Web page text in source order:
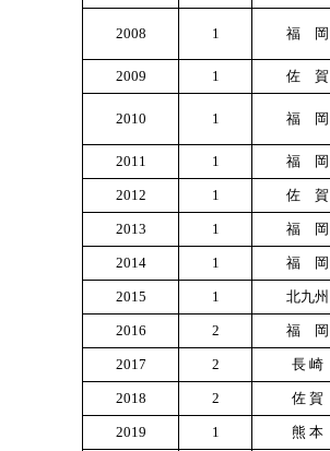
2008 1 福 岡
2009 1 佐 賀
2010 1 福 岡
2011
1 福 岡
2012 1 佐 賀
2013 1 福 岡
2014 1 福 岡
2015 1 北九州
2016 2 福 岡
2017 2 長 崎
2018 2 佐 賀
2019 1 熊 本